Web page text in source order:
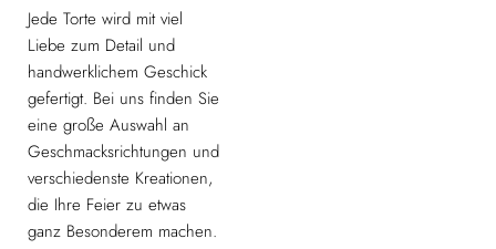
Jede Torte wird mit viel
Liebe zum Detail und
handwerklichem Geschick
gefertigt. Bei uns finden Sie
eine große Auswahl an
Geschmacksrichtungen und
verschiedenste Kreationen,
die Ihre Feier zu etwas
ganz Besonderem machen.